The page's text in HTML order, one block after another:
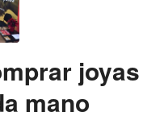
joyas
mano